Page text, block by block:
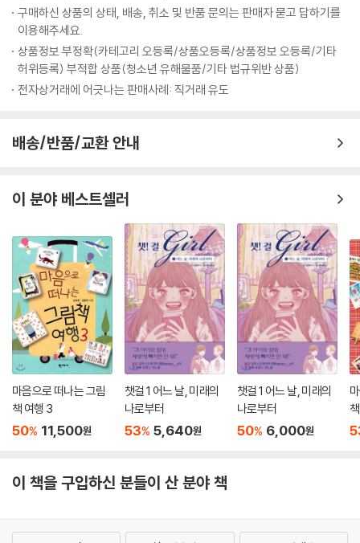
온다고요? (wat*****)
가제본을 다 읽자마자 “다음 책은요?” 물어보는 아들이다. 공감하며 아직
본책도 나오지 않았다고 말해 주었다. (dkd*****)
봤다. (lun*****)
하는 기분도 들고, 미래 세계를 다녀오는 느낌도 들고. 이제까지 보지 못했
던 수학책이다. (fun*****)
계단을 이용해 음수를 설명한다거나, 비와 비율을 설명하면서 자연스레 피
타고라스의 정리까지 물 흐르듯 수학의 개념들을 풀어낸다. 6학년 1학기
에 비와 비율 때문에 아이들이 곤혹스러워하는데 무조건적인 암기가 아닌
이해를 돕기 위한 설명들이어서 좋았다. (namu*****)
마냥 어렵게만 생각했던 수학 공식들이 책 속에서 흥미로운 비유로 풀이되
나도 모르게 책에 몰입한다. (utp*****)
앞에서 나온 수학 개념이 뒤에 나오는 것과 어떻게 이어질지 궁금해하며
지 알려 주는 느낌이 들었다. (bbu*****)
을까? 수학으로 세상을 구할 수 있는 걸까? 어서 빨리 가상 현실과 현실을
구매하신 상품의 상태, 배송, 취소 및 반품 문의는 판매자 묻고 답하기를
이용해주세요.
상품정보 부정확(카테고리 오등록/상품오등록/상품정보 오등록/기타
허위등록) 부적합 상품(청소년 유해물품/기타 법규위반 상품)
전자상거래에 어긋나는 판매사례: 직거래 유도
배송/반품/교환 안내
이 분야 베스트셀러
마음으로 떠나는 그림
책 여행 3
50% 11,500원
챗걸 1 어느 날, 미래의
나로부터
53% 5,640원
챗걸 1 어느 날, 미래의
나로부터
50% 6,000원
이 책을 구입하신 분들이 산 분야 책